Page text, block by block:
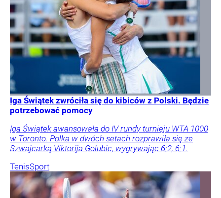
Iga Świątek zwróciła się do kibiców z Polski. Będzie
potrzebować pomocy
Iga Świątek awansowała do IV rundy turnieju WTA 1000
w Toronto. Polka w dwóch setach rozprawiła się ze
Szwajcarką Viktorija Golubic, wygrywając 6:2, 6:1.
TenisSport